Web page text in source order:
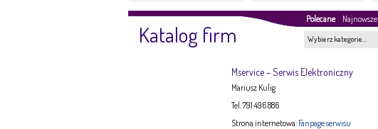
Polecane Najnowsze
Katalog firm Wybierz kategorie…
Mservice – Serwis Elektroniczny
Mariusz Kulig
Tel. 791 496 886
Strona internetowa: Fanpage serwisu